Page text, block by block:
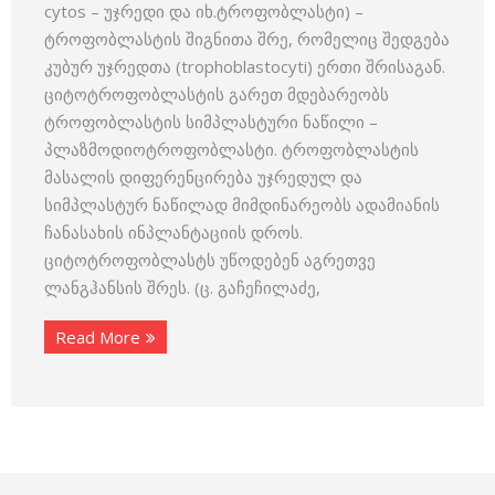
cytos – უჯ­რედი და იხ.ტროფობლასტი) –
ტროფობლასტის შიგნითა შრე, რომელიც შედგება
კუბურ უჯრედთა (trophoblastocyti) ერთი შრისაგან.
ციტოტროფობლასტის გარეთ მდებარეობს
ტროფობლასტის სიმპლასტური ნაწილი –
პლაზმოდიოტროფობლასტი. ტროფობლასტის
მასალის დიფერენცირება უჯრედულ და
სიმპლასტურ ნაწილად მიმდინარეობს ადამიანის
ჩანასახის ინპლანტაციის დროს.
ციტოტროფობლასტს უწოდებენ აგრეთვე
ლანგჰანსის შრეს. (ც. გაჩეჩილაძე,
Read More